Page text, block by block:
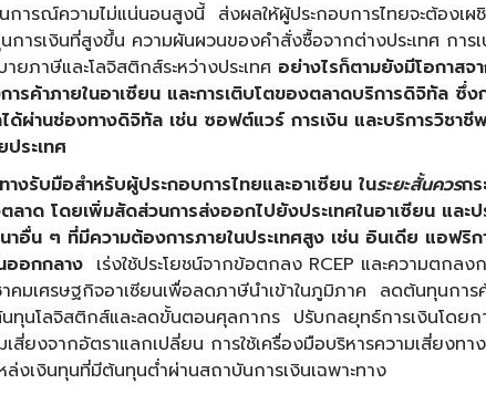
การณ์ความไม่แน่นอนสูงนี้ ส่งผลให้ผู้ประกอบการไทยจะต้องเ
การเงินที่สูงขึ้น ความผันผวนของคำสั่งซื้อจากต่างประเทศ การ
ายภาษีและโลจิสติกส์ระหว่างประเทศ อย่างไรก็ตามยังมีโอกาสจ
ารค้าภายในอาเซียน และการเติบโตของตลาดบริการดิจิทัล ซึ่
ด้ผ่านช่องทางดิจิทัล เช่น ซอฟต์แวร์ การเงิน และบริการวิชาชี
ประเทศ
างรับมือสำหรับผู้ประกอบการไทยและอาเซียน ในระยะสั้นควรก
ลาด โดยเพิ่มสัดส่วนการส่งออกไปยังประเทศในอาเซียน และป
อื่น ๆ ที่มีความต้องการภายในประเทศสูง เช่น อินเดีย แอฟริก
ออกกลาง เร่งใช้ประโยชน์จากข้อตกลง RCEP และความตกลง
าคมเศรษฐกิจอาเซียนเพื่อลดภาษีนำเข้าในภูมิภาค ลดต้นทุนการ
ทุนโลจิสติกส์และลดขั้นตอนศุลกากร ปรับกลยุทธ์การเงินโดยก
เสี่ยงจากอัตราแลกเปลี่ยน การใช้เครื่องมือบริหารความเสี่ยงทา
ล่งเงินทุนที่มีต้นทุนต่ำผ่านสถาบันการเงินเฉพาะทาง